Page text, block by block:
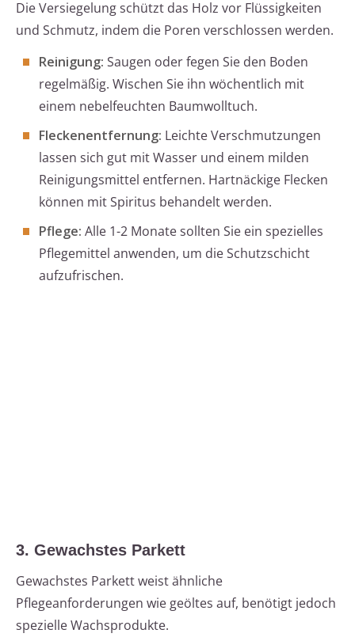
Die Versiegelung schützt das Holz vor Flüssigkeiten
und Schmutz, indem die Poren verschlossen werden.
Reinigung: Saugen oder fegen Sie den Boden
regelmäßig. Wischen Sie ihn wöchentlich mit
einem nebelfeuchten Baumwolltuch.
Fleckenentfernung: Leichte Verschmutzungen
lassen sich gut mit Wasser und einem milden
Reinigungsmittel entfernen. Hartnäckige Flecken
können mit Spiritus behandelt werden.
Pflege: Alle 1-2 Monate sollten Sie ein spezielles
Pflegemittel anwenden, um die Schutzschicht
aufzufrischen.
3. Gewachstes Parkett
Gewachstes Parkett weist ähnliche
Pflegeanforderungen wie geöltes auf, benötigt jedoch
spezielle Wachsprodukte.